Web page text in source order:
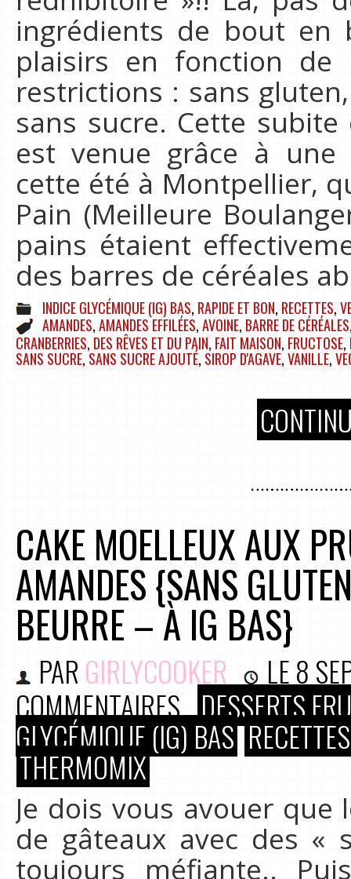
ingrédients de bout
plaisirs en fonction de
restrictions : sans
sans sucre. Cette
est venue grâce à une
cette été à Montpellier,
Pain (Meilleure
pains étaient
des barres de céréales
INDICE GLYCÉMIQUE (IG) BAS, RAPIDE ET BON, RECETTES,
AMANDES,AMANDES EFFILÉES,AVOINE, BARRE DE CÉRÉALES
CRANBERRIES, DES RÊVES ET DU PAIN, FAIT MAISON, FRUCTOSE,
SANS SUCRE,SANS SUCRE AJOUTÉ, SIROP D'AGAVE,VANILLE,
CAKE MOELLEUX AUX
AMANDES {SANS
BEURRE – À IG BAS}
PAR GIRLYCOOKER LE8
COMMENTAIRES DESSERTS
GLYCÉMIQUE (IG) BAS RECETTES
THERMOMIX
Je dois vous avouer
de gâteaux avec des «
toujours méfiante..